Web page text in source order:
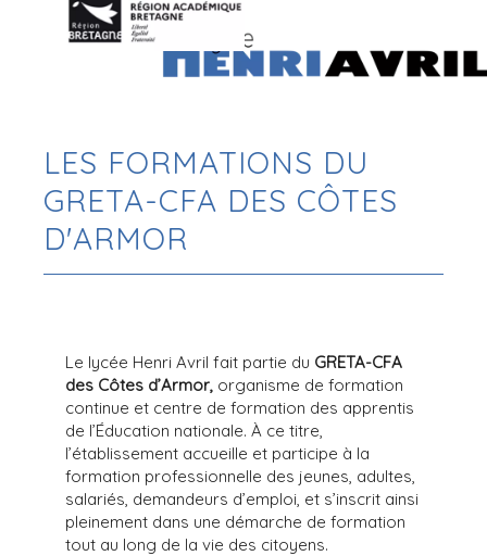
LES FORMATIONS DU
GRETA-CFA DES CÔTES
D'ARMOR
Le lycée Henri Avril fait partie du GRETA-CFA
des Côtes d’Armor, organisme de formation
continue et centre de formation des apprentis
de l’Éducation nationale. À ce titre,
l’établissement accueille et participe à la
formation professionnelle des jeunes, adultes,
salariés, demandeurs d’emploi, et s’inscrit ainsi
pleinement dans une démarche de formation
tout au long de la vie des citoyens.